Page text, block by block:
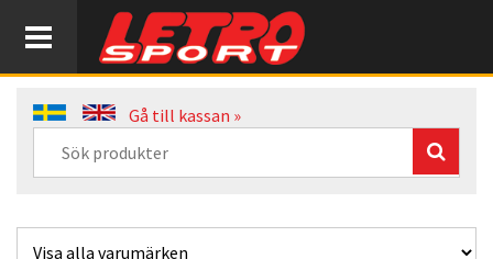
Gå till kassan »